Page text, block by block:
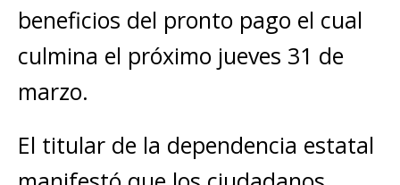
beneficios del pronto pago el cual
culmina el próximo jueves 31 de
marzo.
El titular de la dependencia estatal